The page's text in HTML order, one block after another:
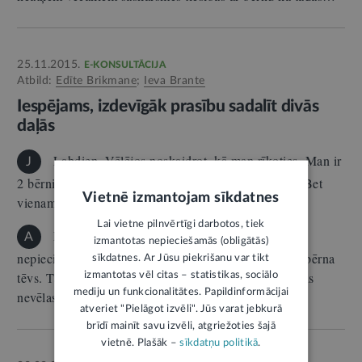
25.11.2015. E-KONSULTĀCIJA
Atbild: Edīte Brikmane; Ieva Brante
Iespējams, izdevīgāk prasību sadalīt divās
daļās
J
Labdien. Vēlējos noskaidrot, kā man rīkoties. Man ir
2 bērni, vēlos iesniegt tēvu uz uzturlīdzekļiem tiesā. Bet
vienam…
A
Lai no bērna tēva piedzītu uzturlīdzekļus, ir
nepieciešams apstiprinājums, ka konkrētā persona ir bērna
tēvs. Tāpēc vispirms ir jānosaka paternitāte. Ja vīrietis
nevēlas…
Vietnē izmantojam sīkdatnes
Lai vietne pilnvērtīgi darbotos, tiek
izmantotas nepieciešamās (obligātās)
sīkdatnes. Ar Jūsu piekrišanu var tikt
izmantotas vēl citas – statistikas, sociālo
mediju un funkcionalitātes. Papildinformācijai
atveriet "Pielāgot izvēli". Jūs varat jebkurā
brīdī mainīt savu izvēli, atgriežoties šajā
vietnē. Plašāk –sīkdatņu politikā.